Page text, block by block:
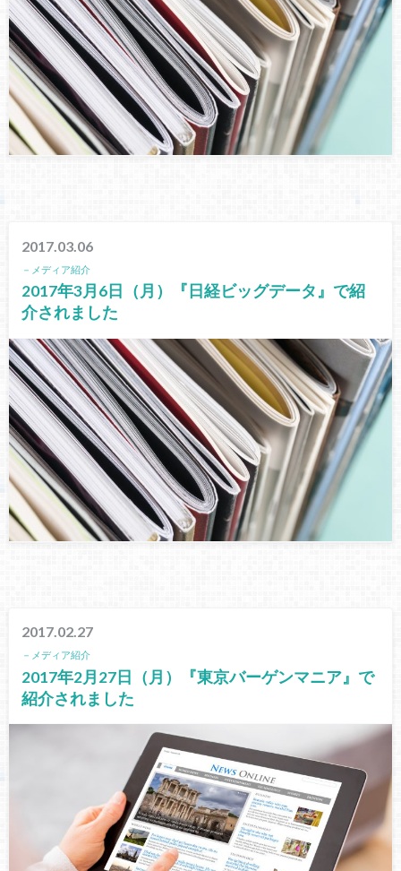
2017.03.06
－メディア紹介
2017年3月6日（月）『日経ビッグデータ』で紹
介されました
2017.02.27
－メディア紹介
2017年2月27日（月）『東京バーゲンマニア』で
紹介されました